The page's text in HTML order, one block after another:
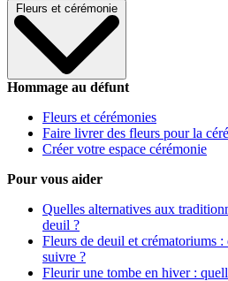
Fleurs et cérémonie
Hommage au défunt
Fleurs et cérémonies
Faire livrer des fleurs pour la
Créer votre espace cérémonie
Pour vous aider
Quelles alternatives aux
deuil ?
Fleurs de deuil et crématoriums :
suivre ?
Fleurir une tombe en hiver :